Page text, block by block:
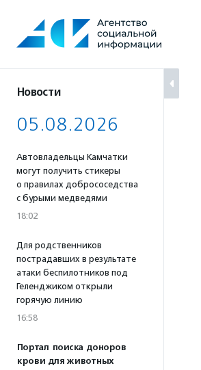
содержанию
Новости
05.08.2026
Автовладельцы Камчатки
могут получить стикеры
о правилах добрососедства
с бурыми медведями
18:02
Для родственников
пострадавших в результате
атаки беспилотников под
Геленджиком открыли
горячую линию
16:58
Портал поиска доноров
крови для животных